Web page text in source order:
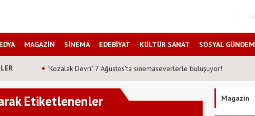
MAGAZİN SİNEMA EDEBİYAT KÜLTÜR SANAT SOSYAL GÜNDEM
"Kozalak Devri" 7 Ağustos'ta sinemaseverlerle buluşuyor!
Etiketlenenler Magazin